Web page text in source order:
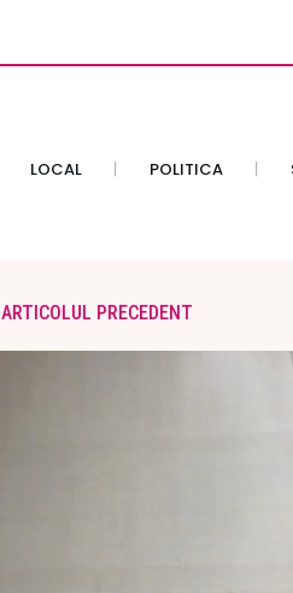
LOCAL POLITICA
ARTICOLUL PRECEDENT